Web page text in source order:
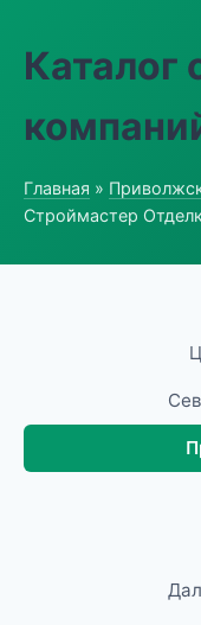
Каталог
Главная »
Строймастер